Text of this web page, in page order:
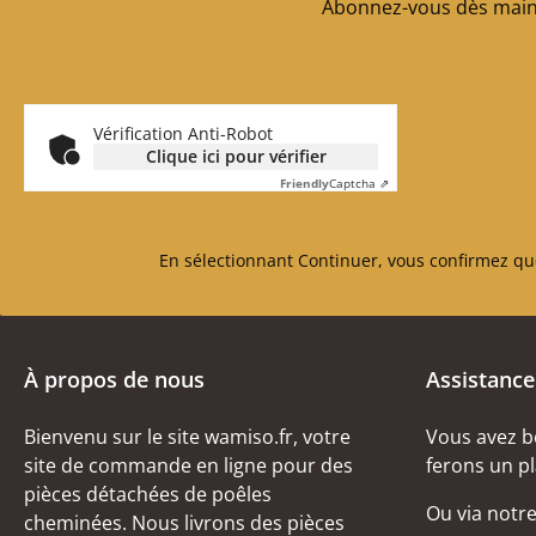
Abonnez-vous dès
Vérification Anti-Robot
Clique ici pour vérifier
FriendlyCaptcha ⇗
En sélectionnant Continuer, vous confirmez
À propos de nous
Bienvenu sur le site wamiso.fr, votre
site de commande en ligne pour des
pièces détachées de poêles
cheminées. Nous livrons des pièces
Vous avez
ferons un
Ou via notre